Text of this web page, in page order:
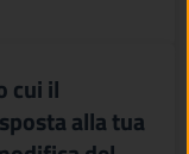
cui il
alla tua